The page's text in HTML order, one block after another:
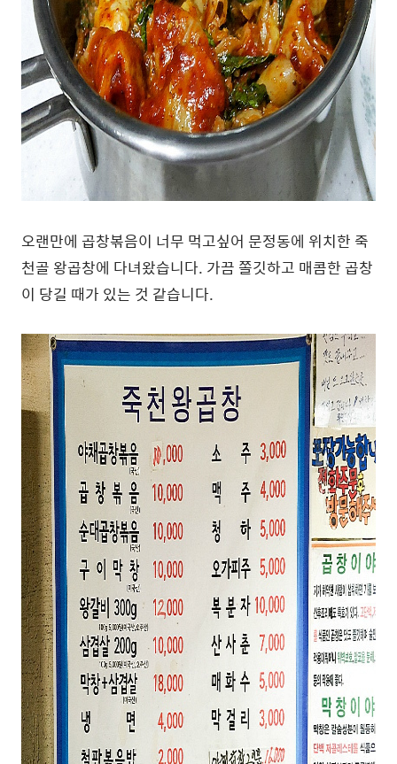
오랜만에 곱창볶음이 너무 먹고싶어 문정동에 위치한 죽
천골 왕곱창에 다녀왔습니다. 가끔 쫄깃하고 매콤한 곱창
이 당길 때가 있는 것 같습니다.